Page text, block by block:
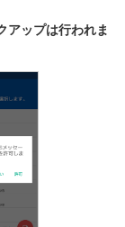
アップは行われま